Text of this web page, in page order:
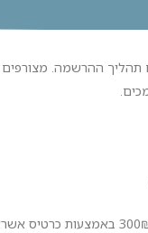
תהליך ההרשמה.